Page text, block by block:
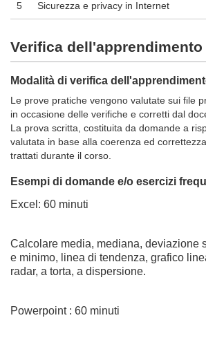
5 Sicurezza e privacy in Internet
Verifica dell'apprendimento
Modalità di verifica
Le prove pratiche vengono valutate sui file
in occasione delle verifiche e corretti dal
La prova scritta, costituita da domande a
valutata in base alla coerenza ed
trattati durante il corso.
Esempi di domande e/o esercizi
Excel: 60 minuti
Calcolare media, mediana, deviazione
e minimo, linea di tendenza, grafico
radar, a torta, a dispersione.
Powerpoint : 60 minuti